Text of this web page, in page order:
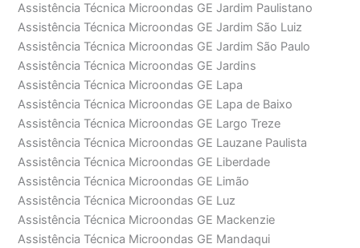
Assistência Técnica Microondas GE Jardim Paulistano
Assistência Técnica Microondas GE Jardim São Luiz
Assistência Técnica Microondas GE Jardim São Paulo
Assistência Técnica Microondas GE Jardins
Assistência Técnica Microondas GE Lapa
Assistência Técnica Microondas GE Lapa de Baixo
Assistência Técnica Microondas GE Largo Treze
Assistência Técnica Microondas GE Lauzane Paulista
Assistência Técnica Microondas GE Liberdade
Assistência Técnica Microondas GE Limão
Assistência Técnica Microondas GE Luz
Assistência Técnica Microondas GE Mackenzie
Assistência Técnica Microondas GE Mandaqui